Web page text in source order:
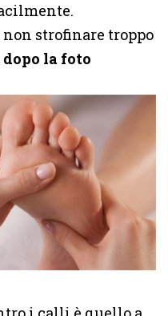
strofinare troppo
la foto